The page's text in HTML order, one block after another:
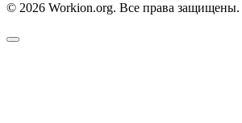
© 2026 Workion.org. Все права защищены.